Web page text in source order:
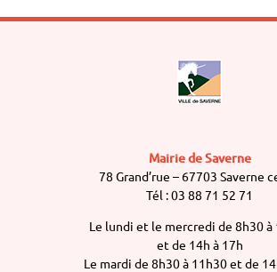
Mairie de Saverne
78 Grand’rue – 67703 Saverne
Tél : 03 88 71 52 71
Le lundi et le mercredi de 8h30 à
et de 14h à 17h
Le mardi de 8h30 à 11h30 et de